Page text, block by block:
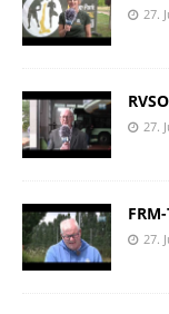
27.
27.
27.